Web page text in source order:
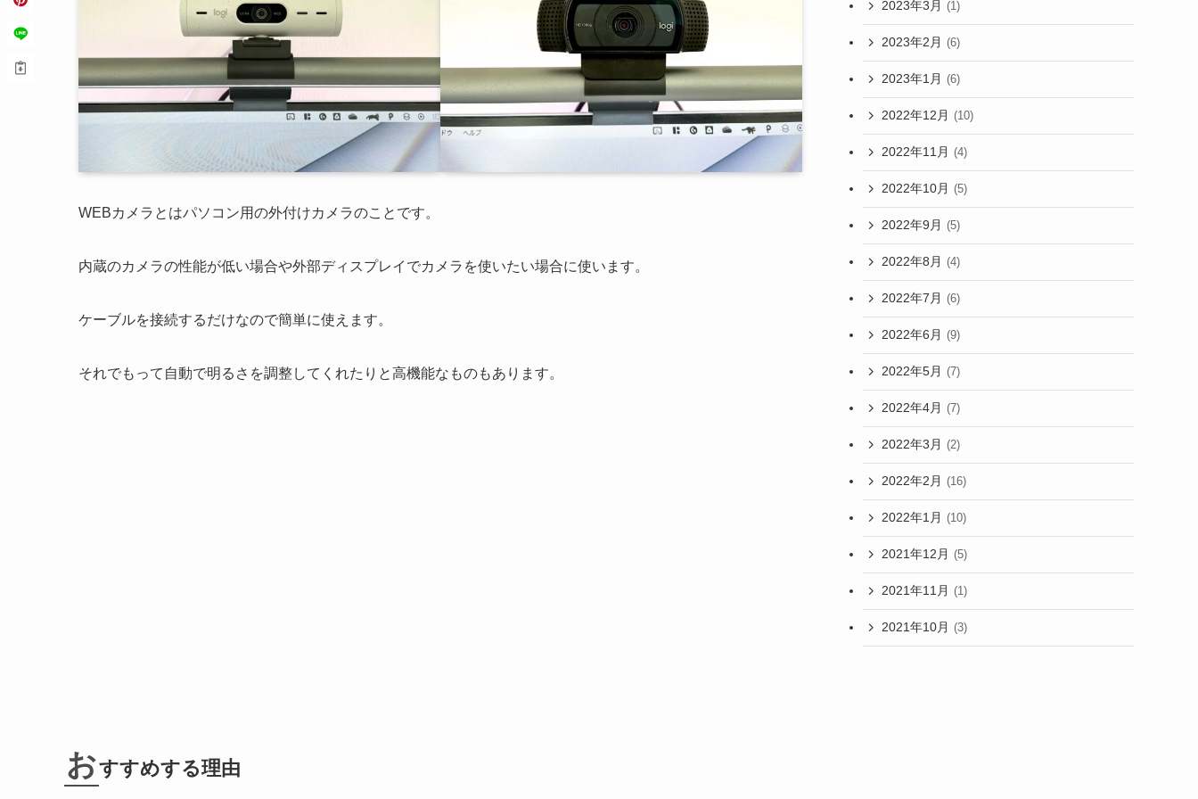
WEBカメラとはパソコン用の外付けカメラのことです。
内蔵のカメラの性能が低い場合や外部ディスプレイでカメラを使いたい場合に使います。
ケーブルを接続するだけなので簡単に使えます。
それでもって自動で明るさを調整してくれたりと高機能なものもあります。
おすすめする理由
2023年3月 (1)
2023年2月 (6)
2023年1月 (6)
2022年12月 (10)
2022年11月 (4)
2022年10月 (5)
2022年9月 (5)
2022年8月 (4)
2022年7月 (6)
2022年6月 (9)
2022年5月 (7)
2022年4月 (7)
2022年3月 (2)
2022年2月 (16)
2022年1月 (10)
2021年12月 (5)
2021年11月 (1)
2021年10月 (3)